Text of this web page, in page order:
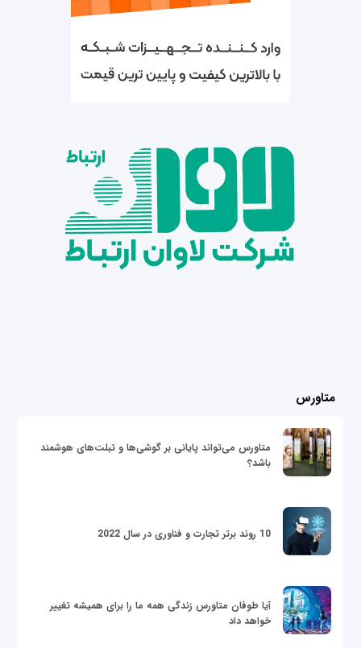
متاورس
متاورس می‌تواند پایانی بر گوشی‌ها و تبلت‌های هوشمند
باشد؟
10 روند برتر تجارت و فناوری در سال 2022
آیا طوفان متاورس زندگی همه ما را برای همیشه تغییر
خواهد داد